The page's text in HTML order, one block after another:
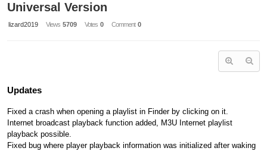
Universal Version
lizard2019 Views 5709 Votes 0 Comment 0
Updates
Fixed a crash when opening a playlist in Finder by clicking on it.
Internet broadcast playback function added, M3U Internet playlist
playback possible.
Fixed bug where player playback information was initialized after waking